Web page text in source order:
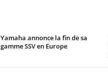
Yamaha annonce la fin de sa
gamme SSV en Europe